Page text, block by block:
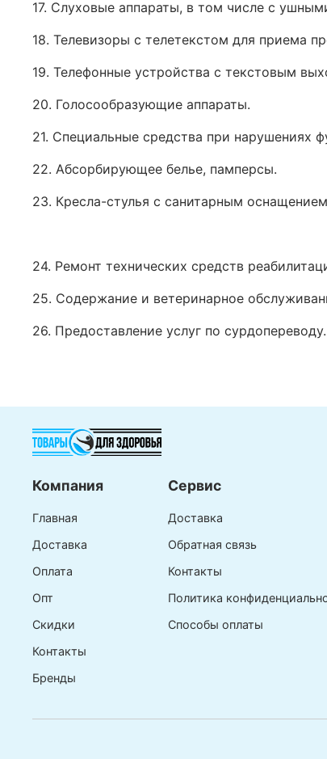
17. Слуховые аппараты, в том числе с
18. Телевизоры с телетекстом для приема
19. Телефонные устройства с текстовым
20. Голосообразующие аппараты.
21. Специальные средства при нарушениях
22. Абсорбирующее белье, памперсы.
23. Кресла-стулья с санитарным
24. Ремонт технических средств
25. Содержание и ветеринарное
26. Предоставление услуг по сурдопереводу.
Компания
Главная
Доставка
Оплата
Опт
Скидки
Контакты
Бренды
Сервис
Доставка
Обратная связь
Контакты
Политика
Способы оплаты